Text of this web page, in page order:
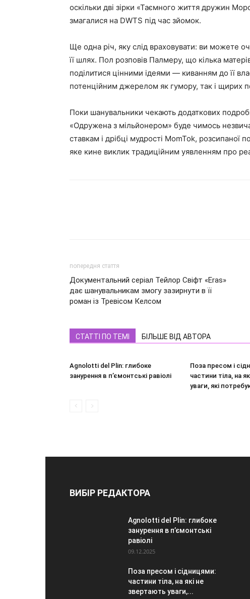
оскільки дві зірки «Таємного життя дружин
змагалися на DWTS під час зйомок.
Ще одна річ, яку слід враховувати: ви можете
її шлях. Пол розповів Палмеру, що кілька
поділитися цінними ідеями — киванням до її
потенційним джерелом як гумору, так і щирих
Поки шанувальники чекають додаткових
«Одружена з мільйонером» буде чимось
ставкам і дрібці мудрості MomTok,
яке кине виклик традиційним уявленням про
попередня стаття
Документальний серіал Тейлор Свіфт «Eras»
дає шанувальникам змогу зазирнути в її
роман із Тревісом Келсом
СТАТТІ ПО ТЕМІ БІЛЬШЕ ВІД АВТОРА
Agnolotti del Plin: глибоке
занурення в п’ємонтські равіолі
Поза пресом і
частини тіла, на
уваги, які
ВИБІР РЕДАКТОРА
Agnolotti del Plin: глибоке
занурення в п’ємонтські
равіолі
09.12.2025
Поза пресом і сідницями:
частини тіла, на які не
звертають уваги,...